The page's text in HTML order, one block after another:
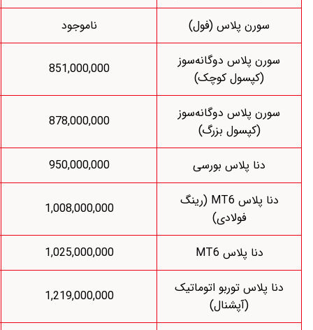
ناموجود
توقف فروش
851,000,000
822,115,000
878,000,000
834,905,000
950,000,000
867,924,000
1,008,000,000
912,149,000
1,025,000,000
930,841,000
1,219,000,000
1,150,943,000